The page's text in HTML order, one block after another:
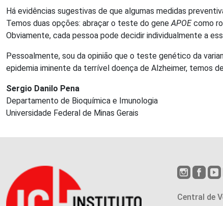
Há evidências sugestivas de que algumas medidas
Temos duas opções: abraçar o teste do geneAPOEcomo
Obviamente, cada pessoa pode decidir individualmente a
Pessoalmente, sou da opinião que o teste genético da
epidemia iminente da terrível doença de Alzheimer, temos
Sergio Danilo Pena
Departamento de Bioquímica e Imunologia
Universidade Federal de Minas Gerais
Central de